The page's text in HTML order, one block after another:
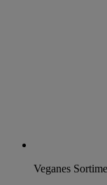
Veganes